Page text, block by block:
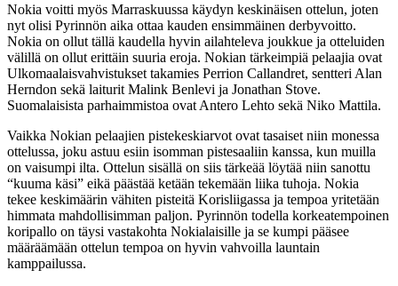
Nokia voitti myös Marraskuussa käydyn keskinäisen ottelun, joten
nyt olisi Pyrinnön aika ottaa kauden ensimmäinen derbyvoitto.
Nokia on ollut tällä kaudella hyvin ailahteleva joukkue ja otteluiden
välillä on ollut erittäin suuria eroja. Nokian tärkeimpiä pelaajia ovat
Ulkomaalaisvahvistukset takamies Perrion Callandret, sentteri Alan
Herndon sekä laiturit Malink Benlevi ja Jonathan Stove.
Suomalaisista parhaimmistoa ovat Antero Lehto sekä Niko Mattila.
Vaikka Nokian pelaajien pistekeskiarvot ovat tasaiset niin monessa
ottelussa, joku astuu esiin isomman pistesaaliin kanssa, kun muilla
on vaisumpi ilta. Ottelun sisällä on siis tärkeää löytää niin sanottu
“kuuma käsi” eikä päästää ketään tekemään liika tuhoja. Nokia
tekee keskimäärin vähiten pisteitä Korisliigassa ja tempoa yritetään
himmata mahdollisimman paljon. Pyrinnön todella korkeatempoinen
koripallo on täysi vastakohta Nokialaisille ja se kumpi pääsee
määräämään ottelun tempoa on hyvin vahvoilla launtain
kamppailussa.